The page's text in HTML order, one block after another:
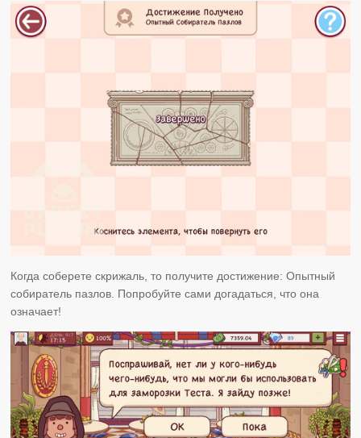
Когда соберете скрижаль, то получите достижение: Опытный
собиратель пазлов. Попробуйте сами догадаться, что она
означает!